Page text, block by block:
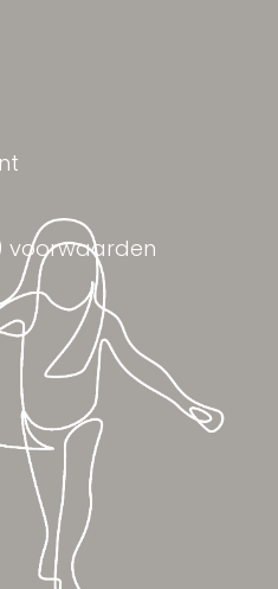
voorwaarden